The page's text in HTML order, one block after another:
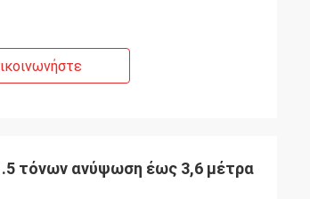
τόνων ανύψωση έως 3,6 μέτρα